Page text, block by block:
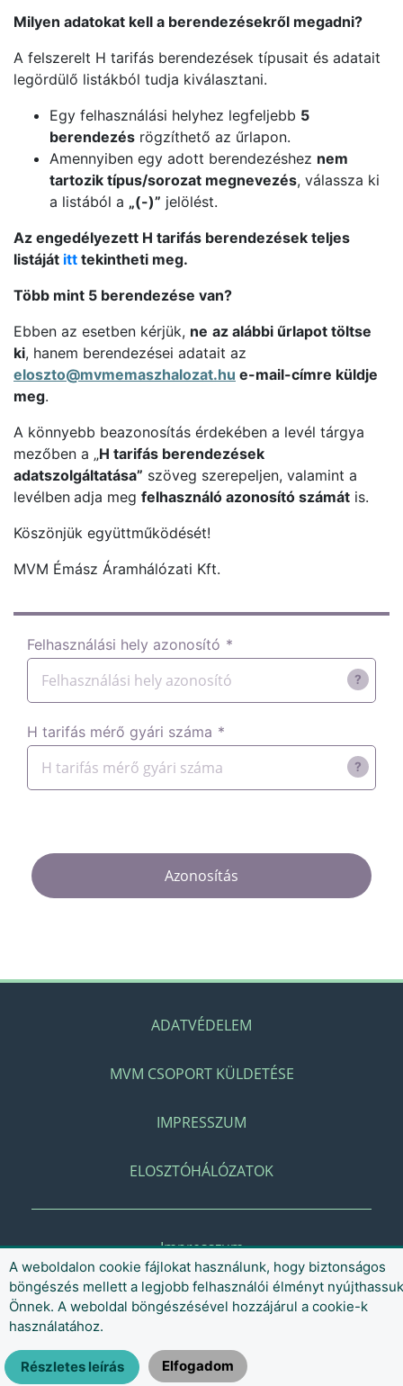
Milyen adatokat kell a berendezésekről megadni?
A felszerelt H tarifás berendezések típusait és adatait
legördülő listákból tudja kiválasztani.
Egy felhasználási helyhez legfeljebb 5
berendezés rögzíthető az űrlapon.
Amennyiben egy adott berendezéshez nem
tartozik típus/sorozat megnevezés, válassza ki
a listából a „(-)” jelölést.
Az engedélyezett H tarifás berendezések teljes
listáját itt tekintheti meg.
Több mint 5 berendezése van?
Ebben az esetben kérjük, ne az alábbi űrlapot töltse
ki, hanem berendezései adatait az
eloszto@mvmemaszhalozat.hu e-mail-címre küldje
meg.
A könnyebb beazonosítás érdekében a levél tárgya
mezőben a „H tarifás berendezések
adatszolgáltatása” szöveg szerepeljen, valamint a
levélben adja meg felhasználó azonosító számát is.
Köszönjük együttműködését!
MVM Émász Áramhálózati Kft.
Felhasználási hely azonosító *
?
H tarifás mérő gyári száma *
?
Azonosítás
ADATVÉDELEM
MVM CSOPORT KÜLDETÉSE
IMPRESSZUM
ELOSZTÓHÁLÓZATOK
Impresszum
© 2021 MVM
A weboldalon cookie fájlokat használunk, hogy biztonságos
böngészés mellett a legjobb felhasználói élményt nyújthassuk
Önnek. A weboldal böngészésével hozzájárul a cookie-k
használatához.
Részletes leírás Elfogadom